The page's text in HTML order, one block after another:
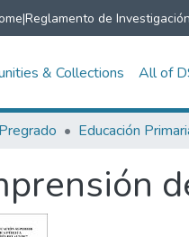
|Reglamento de
& Collections All of
Pregrado Educación